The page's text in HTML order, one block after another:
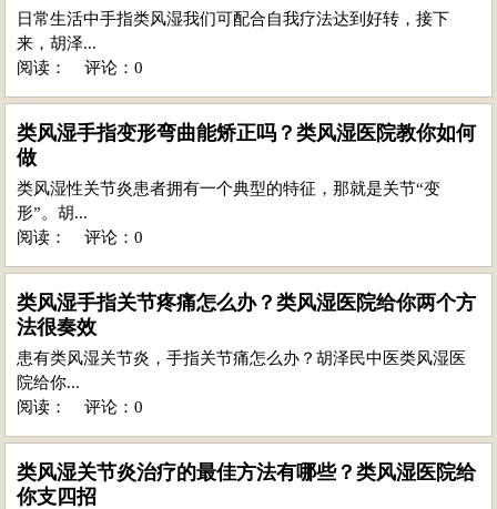
日常生活中手指类风湿我们可配合自我疗法达到好转，接下
来，胡泽...
阅读：
评论：0
类风湿手指变形弯曲能矫正吗？类风湿医院教你如何
做
类风湿性关节炎患者拥有一个典型的特征，那就是关节“变
形”。胡...
阅读：
评论：0
类风湿手指关节疼痛怎么办？类风湿医院给你两个方
法很奏效
患有类风湿关节炎，手指关节痛怎么办？胡泽民中医类风湿医
院给你...
阅读：
评论：0
类风湿关节炎治疗的最佳方法有哪些？类风湿医院给
你支四招